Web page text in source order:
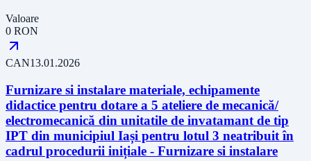
Valoare
0 RON
CAN13.01.2026
Furnizare si instalare materiale, echipamente
didactice pentru dotare a 5 ateliere de mecanică/
electromecanică din unitatile de invatamant de tip
IPT din municipiul Iași pentru lotul 3 neatribuit în
cadrul procedurii inițiale - Furnizare si instalare